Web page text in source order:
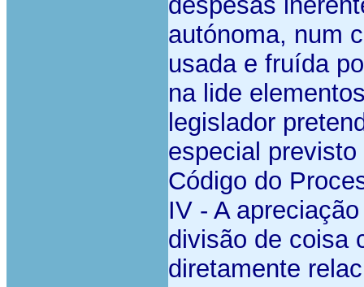
autónoma, num
usada e fruída
na lide
legislador
especial
Código do
IV - A
divisão de coisa
diretamente